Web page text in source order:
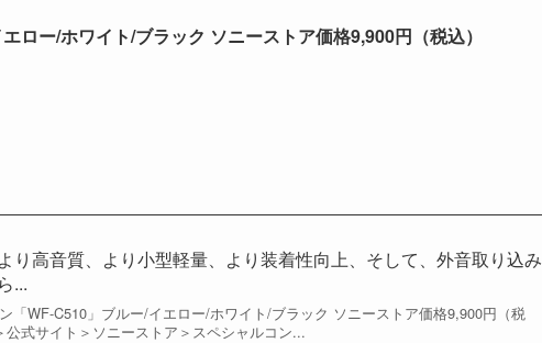
ロー/ホワイト/ブラック ソニーストア価格9,900円（税込）
り高音質、より小型軽量、より装着性向上、そして、外音取り込み
...
「WF-C510」ブルー/イエロー/ホワイト/ブラック ソニーストア価格9,900円（税
公式サイト＞ソニーストア＞スペシャルコン...